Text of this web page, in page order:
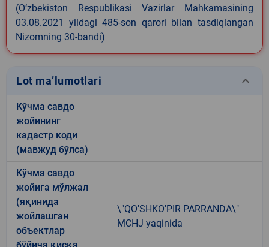
(O‘zbekiston Respublikasi Vazirlar Mahkamasining
03.08.2021 yildagi 485-son qarori bilan tasdiqlangan
Nizomning 30-bandi)
Lot ma’lumotlari keyboard_arrow_down
Кўчма савдо
жойининг
кадастр коди
(мавжуд бўлса)
Кўчма савдо
жойига мўлжал
(яқинида
жойлашган
объектлар
\"QO'SHKO'PIR PARRANDA\"
MCHJ yaqinida